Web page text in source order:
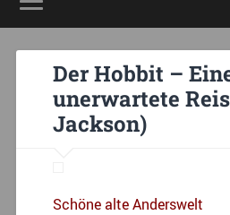
Der Hobbit –
unerwartete
Jackson)
Schöne alte Anderswelt